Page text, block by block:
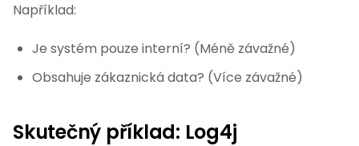
Například:
Je systém pouze interní? (Méně závažné)
Obsahuje zákaznická data? (Více závažné)
Skutečný příklad: Log4j